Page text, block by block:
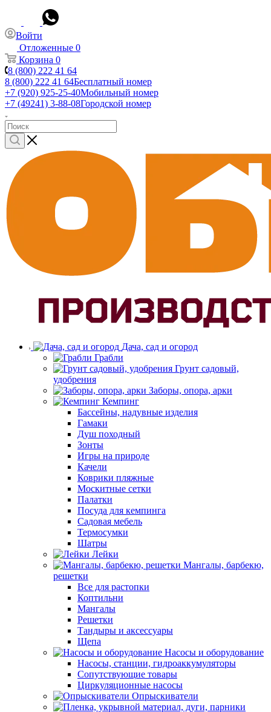
Войти
Отложенные 0
Корзина 0
8 (800) 222 41 64
8 (800) 222 41 64Бесплатный номер
+7 (920) 925-25-40Мобильный номер
+7 (49241) 3-88-08Городской номер
Дача, сад и огород
Грабли
Грунт садовый,
удобрения
Заборы, опора, арки
Кемпинг
Бассейны, надувные изделия
Гамаки
Душ походный
Зонты
Игры на природе
Качели
Коврики пляжные
Москитные сетки
Палатки
Посуда для кемпинга
Садовая мебель
Термосумки
Шатры
Лейки
Мангалы, барбекю,
решетки
Все для растопки
Коптильни
Мангалы
Решетки
Тандыры и аксессуары
Щепа
Насосы и оборудование
Насосы, станции, гидроаккумуляторы
Сопутствующие товары
Циркуляционные насосы
Опрыскиватели